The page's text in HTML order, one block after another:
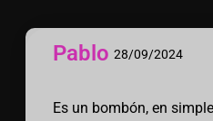
Pablo 28/09/2024
Es un bombón, en